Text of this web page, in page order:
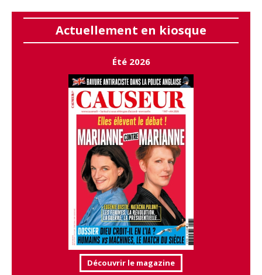
Actuellement en kiosque
Été 2026
Découvrir le magazine